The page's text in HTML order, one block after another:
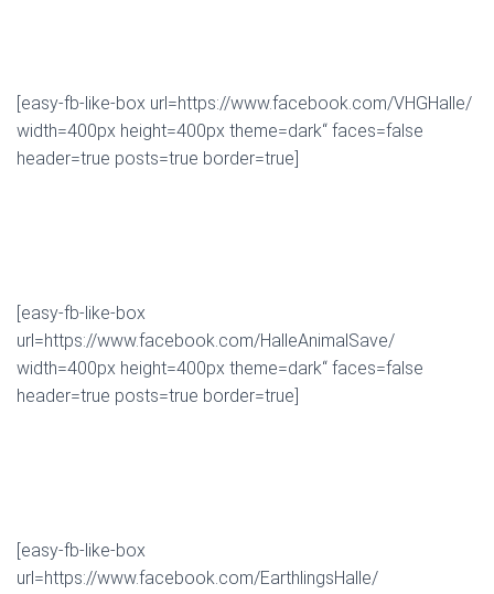
[easy-fb-like-box url=https://www.facebook.com/VHGHalle/
width=400px height=400px theme=dark“ faces=false
header=true posts=true border=true]
[easy-fb-like-box
url=https://www.facebook.com/HalleAnimalSave/
width=400px height=400px theme=dark“ faces=false
header=true posts=true border=true]
[easy-fb-like-box
url=https://www.facebook.com/EarthlingsHalle/